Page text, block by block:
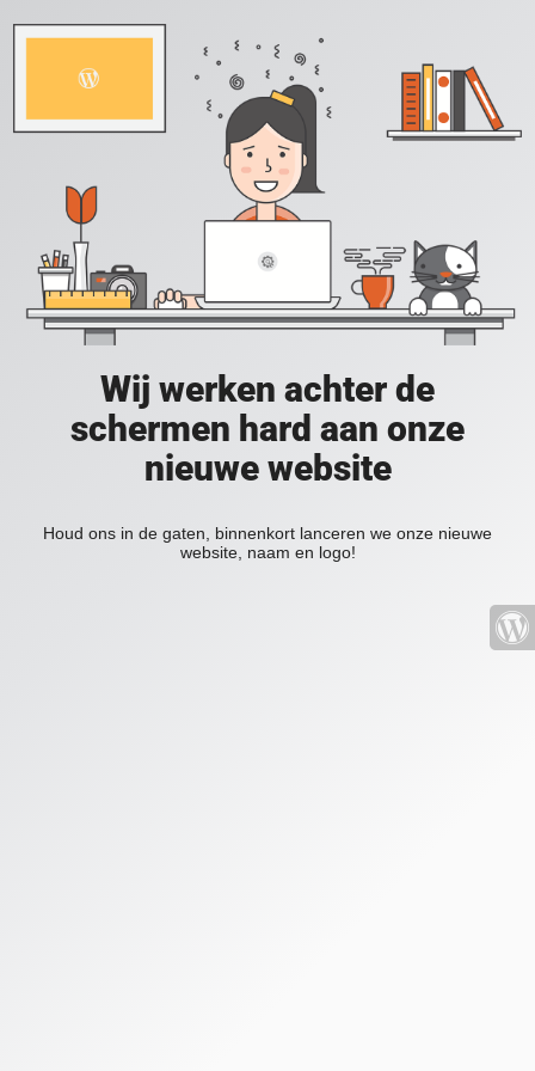
Wij werken achter de
schermen hard aan onze
nieuwe website
Houd ons in de gaten, binnenkort lanceren we onze nieuwe
website, naam en logo!